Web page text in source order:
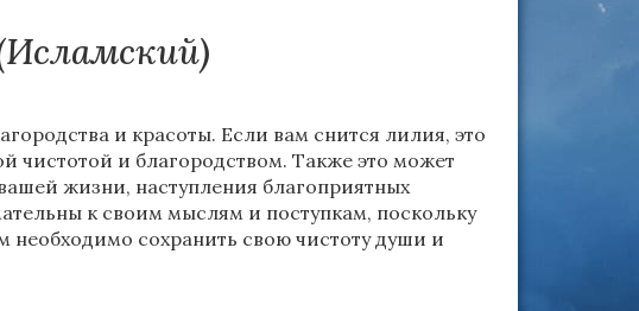
и красоты. Если вам снится лилия, это
чистотой и благородством. Также это может
жизни, наступления благоприятных
к своим мыслям и поступкам, поскольку
необходимо сохранить свою чистоту души и